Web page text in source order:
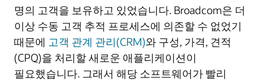
명의 고객을 보유하고 있었습니다. Broadcom은 더
이상 수동 고객 추적 프로세스에 의존할 수 없었기
때문에 고객 관계 관리(CRM)와 구성, 가격, 견적
(CPQ)을 처리할 새로운 애플리케이션이
필요했습니다. 그래서 해당 소프트웨어가 빨리